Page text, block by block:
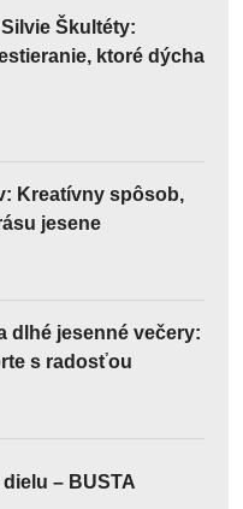
Škultéty:
ktoré dýcha
Kreatívny spôsob,
jesene
dlhé jesenné večery:
s radosťou
– BUSTA